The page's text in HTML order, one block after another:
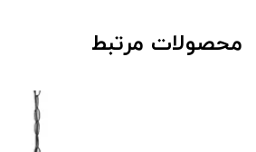
محصولات مرتبط